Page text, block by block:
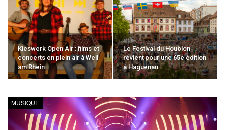
Kieswerk Open Air : films et
concerts en plein air à Weil
am Rhein
Le Festival du Houblon
revient pour une 65e édition
à Haguenau
MUSIQUE